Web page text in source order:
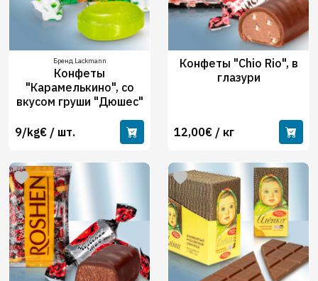
Бренд Lackmann
Конфеты
"Карамелькино", со
вкусом груши "Дюшес"
9/kg€ / шт.
Конфеты "Chio Rio", в
глазури
12,00€ / кг